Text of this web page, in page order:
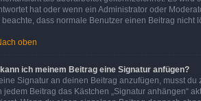
hat oder wenn ein Administrator oder
beachte, dass normale Benutzer einen Beitrag nicht
oben
ich meinem Beitrag eine Signatur anfügen?
Signatur an deinen Beitrag anzufügen, musst
jedem Beitrag das Kästchen „Signatur anhängen“